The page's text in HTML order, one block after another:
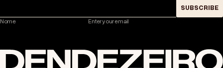
Nome Enter your email
SUBSCRIBE